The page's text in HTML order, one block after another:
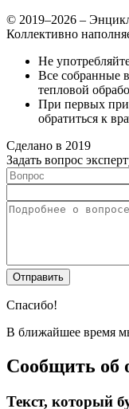
© 2019–2026 –
Коллективно
Не
Все собранные
тепловой
При первых
обратиться к
Сделано в 2019
Задать вопрос
Спасибо!
В ближайшее время
Сообщить об
Текст, который